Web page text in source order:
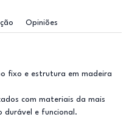
Opiniões
fixo e estrutura em madeira
com materiais da mais
durável e funcional.